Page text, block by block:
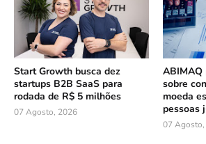
Start Growth busca dez
startups B2B SaaS para
rodada de R$ 5 milhões
07 Agosto, 2026
ABIMAQ
sobre
moeda
pessoas
07